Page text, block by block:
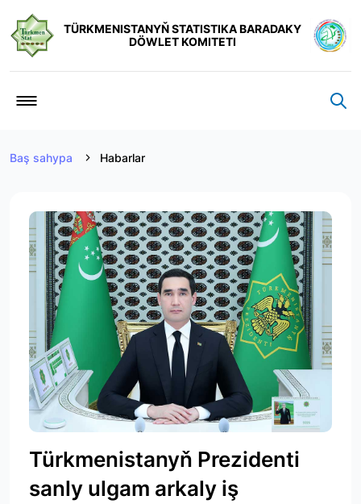
TÜRKMENISTANYŇ STATISTIKA BARADAKY
DÖWLET KOMITETI
Baş sahypa Habarlar
Türkmenistanyň Prezidenti
sanly ulgam arkaly iş